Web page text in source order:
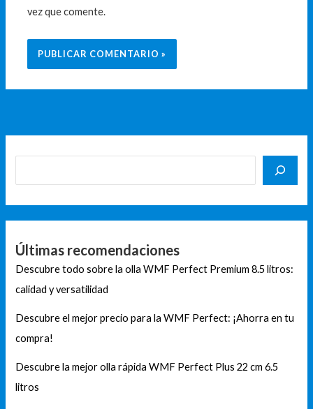
vez que comente.
Últimas recomendaciones
Descubre todo sobre la olla WMF Perfect Premium 8.5 litros:
calidad y versatilidad
Descubre el mejor precio para la WMF Perfect: ¡Ahorra en tu
compra!
Descubre la mejor olla rápida WMF Perfect Plus 22 cm 6.5
litros